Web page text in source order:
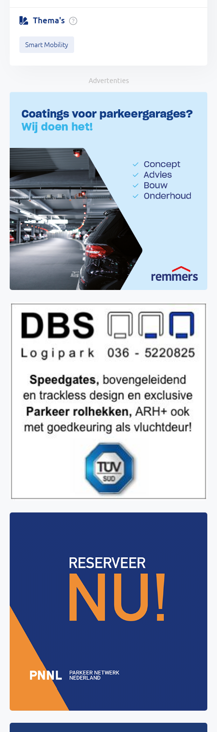
Thema's
Smart Mobility
Advertenties